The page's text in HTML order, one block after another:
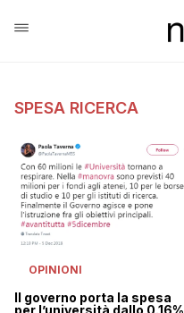
SPESA RICERCA
OPINIONI
Il governo porta la spesa
per l’università dallo 0.16%